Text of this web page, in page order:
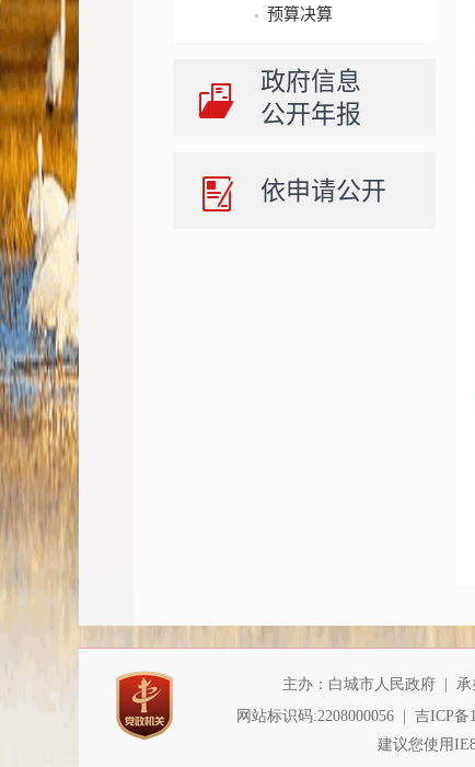
预算决算
政府信息
公开年报
依申请公开